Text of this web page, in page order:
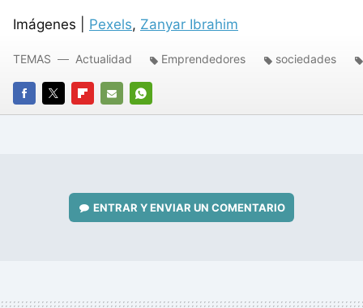
Imágenes | Pexels, Zanyar Ibrahim
FACEBOOK
TWITTERFLIPBOARD
E-
WHATSAPP
TEMAS Actualidad Emprendedores sociedades
ENTRAR Y ENVIAR UN COMENTARIO